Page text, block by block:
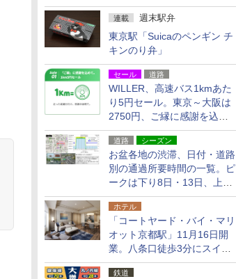
水ギアショーツは1990円に
連載 週末駅弁
東京駅「Suicaのペンギン チ
キンのり弁」
セール 道路
WILLER、高速バス1kmあた
り5円セール。東京～大阪は
2750円、ご縁に感謝を込め
た20周年記念キャンペーン
道路 シーズン
お盆各地の渋滞、日付・道路
別の通過所要時間の一覧。ピ
ークは下り8日・13日、上り
14日・15日
ホテル
「コートヤード・バイ・マリ
オット京都駅」11月16日開
業。八条口徒歩3分にスイー
ト含む全270室、ダイニング
も併設
鉄道